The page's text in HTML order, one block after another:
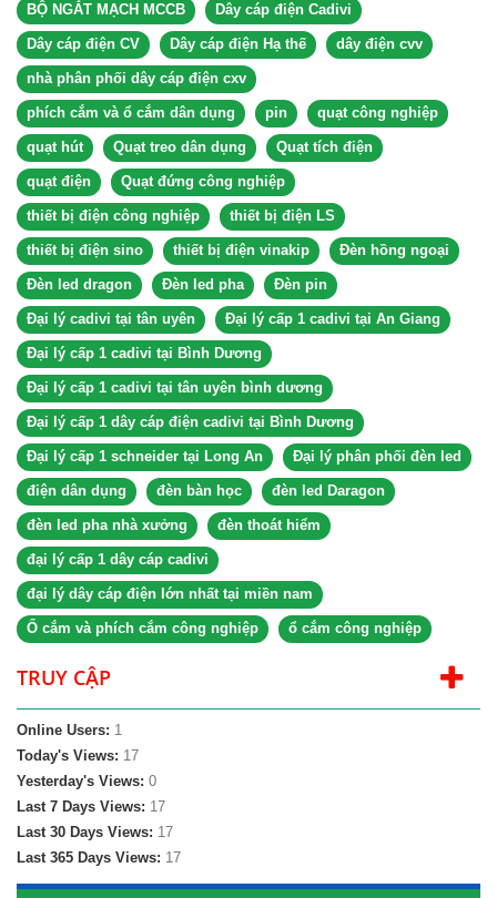
BỘ NGẮT MẠCH MCCB Dây cáp điện Cadivi
Dây cáp điện CV Dây cáp điện Hạ thế dây điện cvv
nhà phân phối dây cáp điện cxv
phích cắm và ổ cắm dân dụng pin quạt công nghiệp
quạt hút Quạt treo dân dụng Quạt tích điện
quạt điện Quạt đứng công nghiệp
thiết bị điện công nghiệp thiết bị điện LS
thiết bị điện sino thiết bị điện vinakip Đèn hồng ngoại
Đèn led dragon Đèn led pha Đèn pin
Đại lý cadivi tại tân uyên Đại lý cấp 1 cadivi tại An Giang
Đại lý cấp 1 cadivi tại Bình Dương
Đại lý cấp 1 cadivi tại tân uyên bình dương
Đại lý cấp 1 dây cáp điện cadivi tại Bình Dương
Đại lý cấp 1 schneider tại Long An Đại lý phân phối đèn led
điện dân dụng đèn bàn học đèn led Daragon
đèn led pha nhà xưởng đèn thoát hiểm
đại lý cấp 1 dây cáp cadivi
đại lý dây cáp điện lớn nhất tại miền nam
Ổ cắm và phích cắm công nghiệp ổ cắm công nghiệp
TRUY CẬP
Online Users: 1
Today's Views: 17
Yesterday's Views: 0
Last 7 Days Views: 17
Last 30 Days Views: 17
Last 365 Days Views: 17